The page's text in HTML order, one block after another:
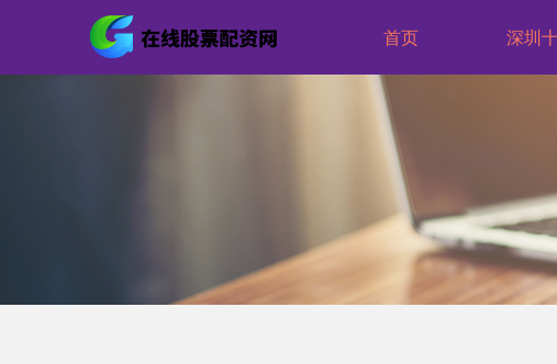
首页 深圳